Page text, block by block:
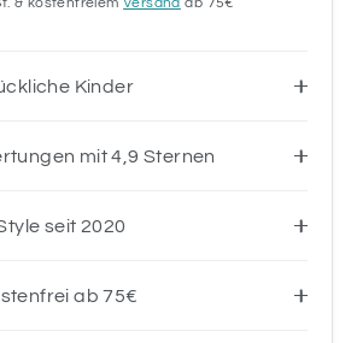
Kinder
mit 4,9 Sternen
seit 2020
ab 75€